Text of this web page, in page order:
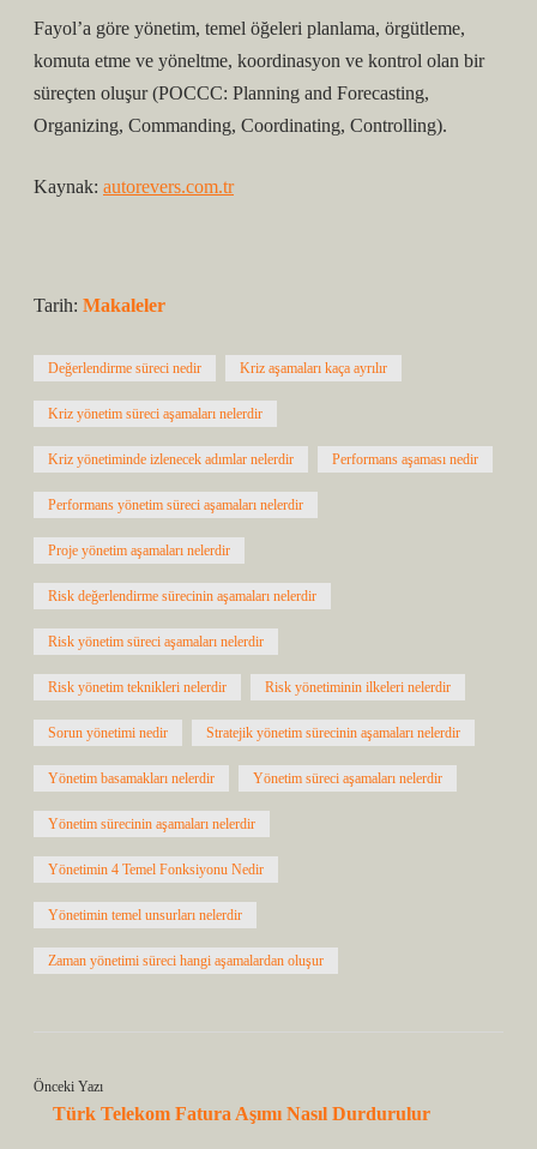
Fayol’a göre yönetim, temel öğeleri planlama, örgütleme,
komuta etme ve yöneltme, koordinasyon ve kontrol olan bir
süreçten oluşur (POCCC: Planning and Forecasting,
Organizing, Commanding, Coordinating, Controlling).
Kaynak: autorevers.com.tr
Tarih: Makaleler
Değerlendirme süreci nedir Kriz aşamaları kaça ayrılır
Kriz yönetim süreci aşamaları nelerdir
Kriz yönetiminde izlenecek adımlar nelerdir Performans aşaması nedir
Performans yönetim süreci aşamaları nelerdir
Proje yönetim aşamaları nelerdir
Risk değerlendirme sürecinin aşamaları nelerdir
Risk yönetim süreci aşamaları nelerdir
Risk yönetim teknikleri nelerdir Risk yönetiminin ilkeleri nelerdir
Sorun yönetimi nedir Stratejik yönetim sürecinin aşamaları nelerdir
Yönetim basamakları nelerdir Yönetim süreci aşamaları nelerdir
Yönetim sürecinin aşamaları nelerdir
Yönetimin 4 Temel Fonksiyonu Nedir
Yönetimin temel unsurları nelerdir
Zaman yönetimi süreci hangi aşamalardan oluşur
Önceki Yazı
Türk Telekom Fatura Aşımı Nasıl Durdurulur